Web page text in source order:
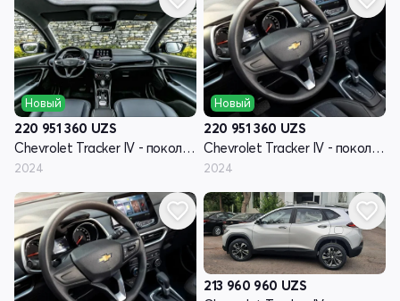
Новый
220 951 360 UZS
Chevrolet Tracker IV - поколение
2024
Новый
220 951 360 UZS
Chevrolet Tracker IV - поколение
2024
213 960 960 UZS